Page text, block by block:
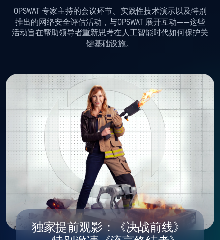
OPSWAT 专家主持的会议环节、实践性技术演示以及特别
推出的网络安全评估活动，与OPSWAT 展开互动——这些
活动旨在帮助领导者重新思考在人工智能时代如何保护关
键基础设施。
独家提前观影：《决战前线》